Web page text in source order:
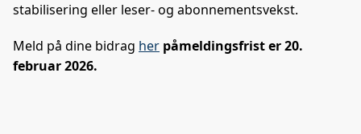
stabilisering eller leser- og abonnementsvekst.
Meld på dine bidrag her påmeldingsfrist er 20.
februar 2026.